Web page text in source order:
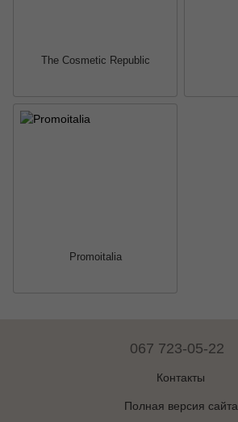
The Cosmetic Republic
Promoitalia
067 723-05-22
Контакты
Полная версия сайта